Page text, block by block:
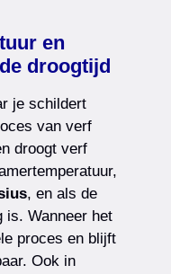
en
droogtijd
je schildert
van verf
droogt verf
, en als de
is. Wanneer het
proces en blijft
Ook in